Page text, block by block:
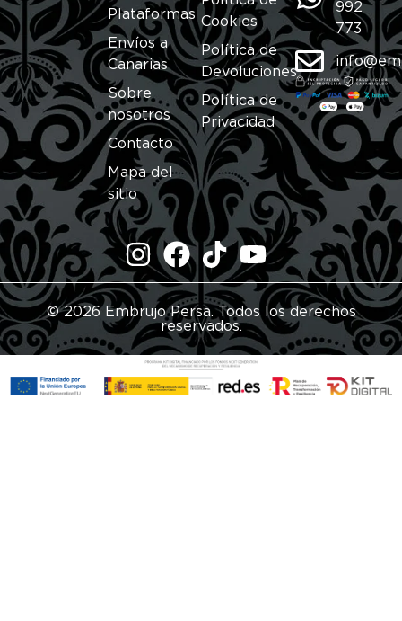
Plataformas
Envíos a
Canarias
Sobre
nosotros
Contacto
Mapa del
sitio
Cookies
Política de
Devoluciones
Política de
Privacidad
992
773
© 2026 Embrujo Persa. Todos los derechos
reservados.